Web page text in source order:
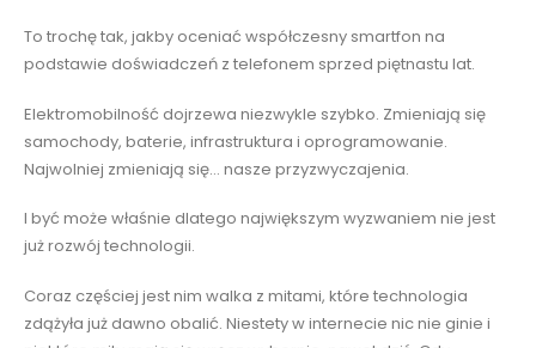
To trochę tak, jakby oceniać współczesny smartfon na
podstawie doświadczeń z telefonem sprzed piętnastu lat.
Elektromobilność dojrzewa niezwykle szybko. Zmieniają się
samochody, baterie, infrastruktura i oprogramowanie.
Najwolniej zmieniają się… nasze przyzwyczajenia.
I być może właśnie dlatego największym wyzwaniem nie jest
już rozwój technologii.
Coraz częściej jest nim walka z mitami, które technologia
zdążyła już dawno obalić. Niestety w internecie nic nie ginie i